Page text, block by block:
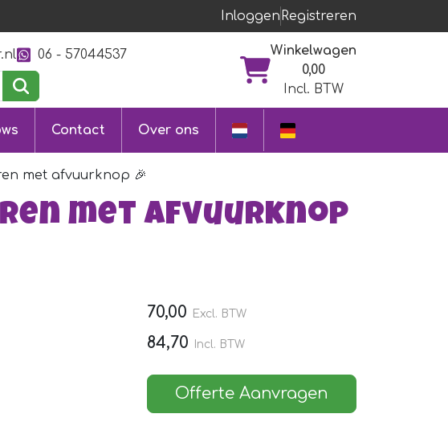
Inloggen Registreren
06 - 57044537
Winkelwagen
0,00
Incl. BTW
Contact Over ons
met afvuurknop 🎉
met afvuurknop
70,00 Excl. BTW
84,70 Incl. BTW
Offerte Aanvragen